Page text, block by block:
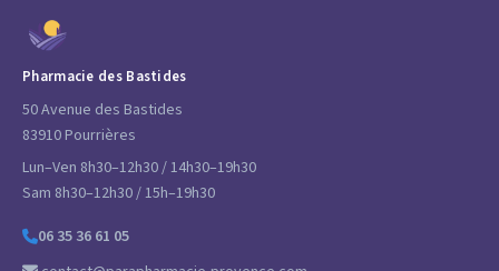
Pharmacie des Bastides
50 Avenue des Bastides
83910 Pourrières
Lun–Ven 8h30–12h30 / 14h30–19h30
Sam 8h30–12h30 / 15h–19h30
06 35 36 61 05